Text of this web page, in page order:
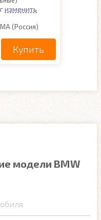
изменить
(Россия)
Купить
модели BMW